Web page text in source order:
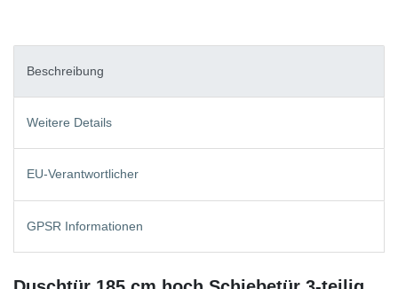
Beschreibung
Weitere Details
EU-Verantwortlicher
GPSR Informationen